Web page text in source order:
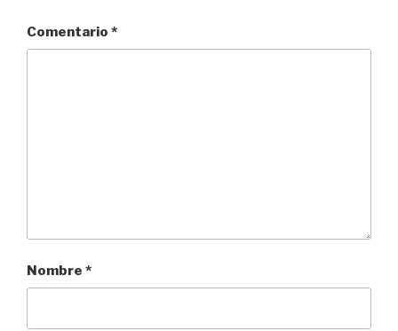
Comentario *
Nombre *